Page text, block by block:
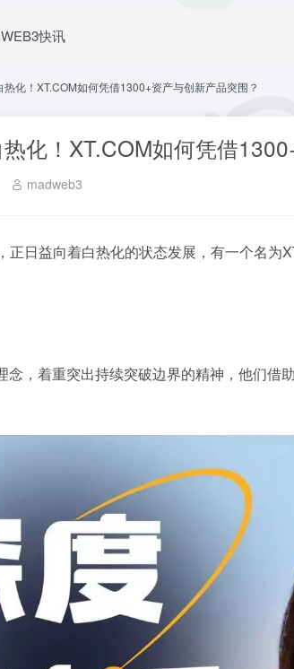
WEB3快讯
化！XT.COM如何凭借1300+资产与创新产品突围？
化！XT.COM如何凭借
madweb3
正日益向着白热化的状态发展，有一个名
念，着重突出持续突破边界的精神，他们